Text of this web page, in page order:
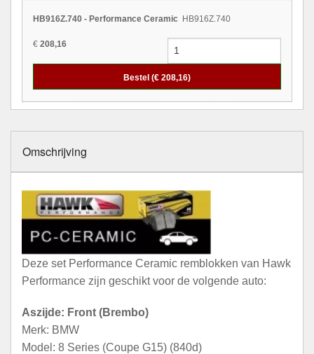
HB916Z.740 - Performance Ceramic HB916Z.740
€ 208,16
Bestel (€ 208,16)
Omschrijving
Deze set Performance Ceramic remblokken van Hawk
Performance zijn geschikt voor de volgende auto:
Aszijde: Front (Brembo)
Merk: BMW
Model: 8 Series (Coupe G15) (840d)